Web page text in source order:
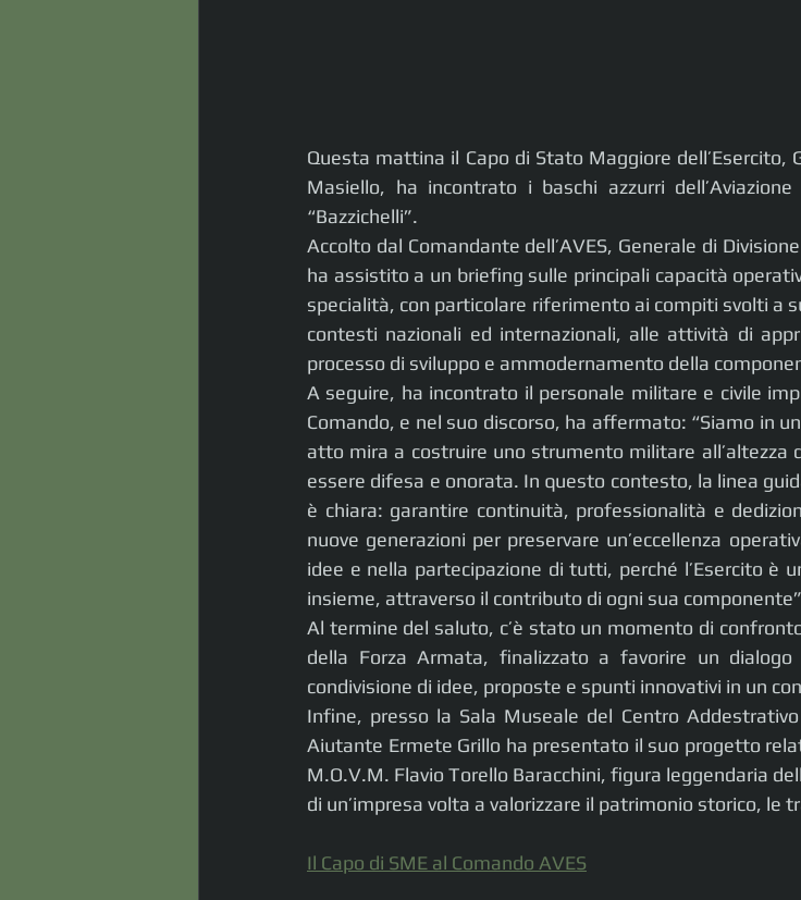
Questa mattina il Capo di Stato Maggiore dell’Esercito,
Masiello, ha incontrato i baschi azzurri dell’Aviazione
“Bazzichelli”.
Accolto dal Comandante dell’AVES, Generale di
ha assistito a un briefing sulle principali capacità
specialità, con particolare riferimento ai compiti svolti a
contesti nazionali ed internazionali, alle attività di
processo di sviluppo e ammodernamento della
A seguire, ha incontrato il personale militare e civile
Comando, e nel suo discorso, ha affermato: “Siamo in
atto mira a costruire uno strumento militare all’altezza
essere difesa e onorata. In questo contesto, la linea
è chiara: garantire continuità, professionalità e
nuove generazioni per preservare un’eccellenza
idee e nella partecipazione di tutti, perché l’Esercito è
insieme, attraverso il contributo di ogni sua
Al termine del saluto, c’è stato un momento di
della Forza Armata, finalizzato a favorire un
condivisione di idee, proposte e spunti innovativi in un
Infine, presso la Sala Museale del Centro
Aiutante Ermete Grillo ha presentato il suo progetto
M.O.V.M. Flavio Torello Baracchini, figura leggendaria
di un’impresa volta a valorizzare il patrimonio storico, le
Il Capo di SME al Comando AVES